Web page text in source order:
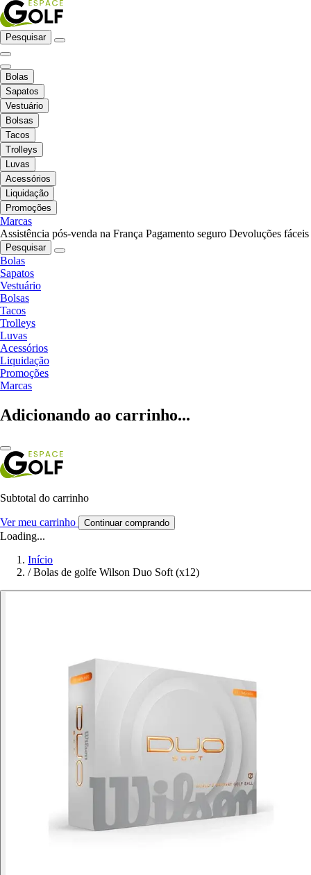
Pesquisar
Bolas
Sapatos
Vestuário
Bolsas
Tacos
Trolleys
Luvas
Acessórios
Liquidação
Promoções
Marcas
Assistência pós-venda na França Pagamento seguro Devoluções fáceis
Pesquisar
Bolas
Sapatos
Vestuário
Bolsas
Tacos
Trolleys
Luvas
Acessórios
Liquidação
Promoções
Marcas
Adicionando ao carrinho...
Subtotal do carrinho
Ver meu carrinho Continuar comprando
Loading...
Início
/ Bolas de golfe Wilson Duo Soft (x12)